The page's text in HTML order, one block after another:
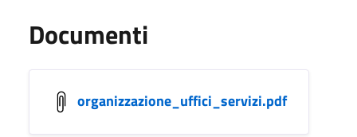
Documenti
organizzazione_uffici_servizi.pdf